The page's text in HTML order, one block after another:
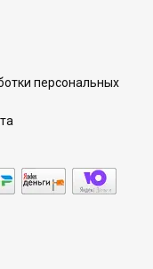
персональных